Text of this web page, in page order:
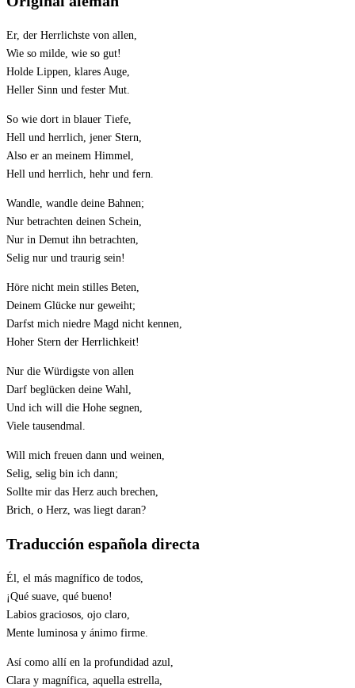
Er, der Herrlichste von allen,
Wie so milde, wie so gut!
Holde Lippen, klares Auge,
Heller Sinn und fester Mut.
So wie dort in blauer Tiefe,
Hell und herrlich, jener Stern,
Also er an meinem Himmel,
Hell und herrlich, hehr und fern.
Wandle, wandle deine Bahnen;
Nur betrachten deinen Schein,
Nur in Demut ihn betrachten,
Selig nur und traurig sein!
Höre nicht mein stilles Beten,
Deinem Glücke nur geweiht;
Darfst mich niedre Magd nicht kennen,
Hoher Stern der Herrlichkeit!
Nur die Würdigste von allen
Darf beglücken deine Wahl,
Und ich will die Hohe segnen,
Viele tausendmal.
Will mich freuen dann und weinen,
Selig, selig bin ich dann;
Sollte mir das Herz auch brechen,
Brich, o Herz, was liegt daran?
Traducción española directa
Él, el más magnífico de todos,
¡Qué suave, qué bueno!
Labios graciosos, ojo claro,
Mente luminosa y ánimo firme.
Así como allí en la profundidad azul,
Clara y magnífica, aquella estrella,